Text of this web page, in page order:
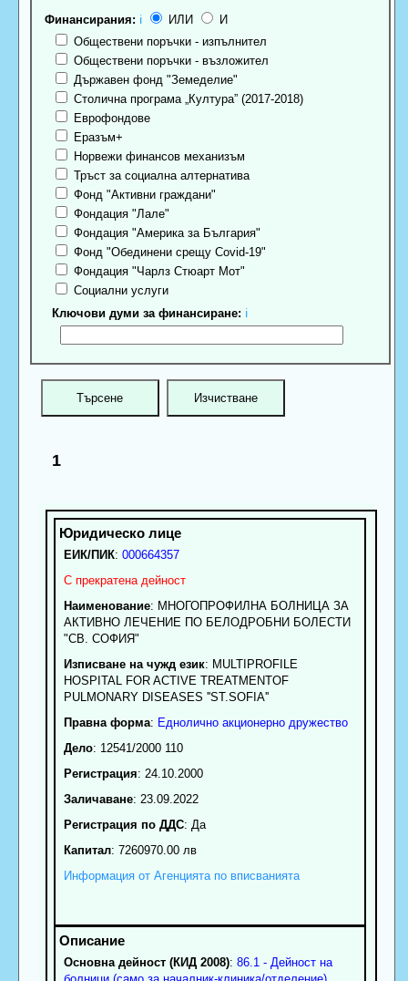
Финансирания: ℹ ИЛИ
И
Обществени поръчки - изпълнител
Обществени поръчки - възложител
Държавен фонд "Земеделие"
Столична програма „Култура” (2017-2018)
Еврофондове
Еразъм+
Норвежи финансов механизъм
Тръст за социална алтернатива
Фонд "Активни граждани"
Фондация "Лале"
Фондация "Америка за България"
Фонд "Обединени срещу Covid-19"
Фондация "Чарлз Стюарт Мот"
Социални услуги
Ключови думи за финансиране: ℹ
1
ЕИК/ПИК: 000664357
С прекратена дейност
Наименование: МНОГОПРОФИЛНА БОЛНИЦА ЗА
АКТИВНО ЛЕЧЕНИЕ ПО БЕЛОДРОБНИ БОЛЕСТИ
"СВ. СОФИЯ"
Изписване на чужд език: MULTIPROFILE
HOSPITAL FOR ACTIVE TREATMENTOF
PULMONARY DISEASES ''ST.SOFIA''
Правна форма: Еднолично акционерно дружество
Дело: 12541/2000 110
Регистрация: 24.10.2000
Заличаване: 23.09.2022
Регистрация по ДДС: Да
Капитал: 7260970.00 лв
Информация от Агенцията по вписванията
Основна дейност (КИД 2008): 86.1 - Дейност на